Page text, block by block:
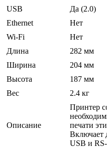
USB
Да (2.0)
Ethernet
Нет
Wi-Fi
Нет
Длина
282 мм
Ширина
204 мм
Высота
187 мм
Вес
2.4 кг
Описание
Принтер
печати
Включает
USB и